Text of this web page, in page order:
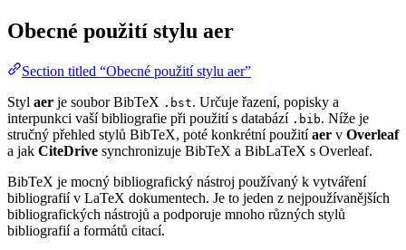
Obecné použití stylu aer
Section titled “Obecné použití stylu aer”
Styl aer je soubor BibTeX .bst. Určuje řazení, popisky a
interpunkci vaší bibliografie při použití s databází .bib. Níže je
stručný přehled stylů BibTeX, poté konkrétní použitíaer v Overleaf
a jak CiteDrive synchronizuje BibTeX a BibLaTeX s Overleaf.
BibTeX je mocný bibliografický nástroj používaný k vytváření
bibliografií v LaTeX dokumentech. Je to jeden z nejpoužívanějších
bibliografických nástrojů a podporuje mnoho různých stylů
bibliografií a formátů citací.